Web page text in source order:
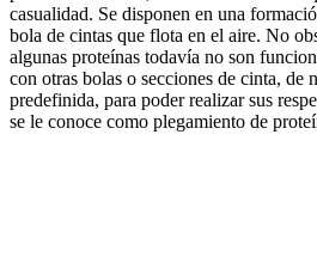
casualidad. Se disponen en una
bola de cintas que flota en el aire. No
algunas proteínas todavía no son
con otras bolas o secciones de cinta, de
predefinida, para poder realizar sus
se le conoce como plegamiento de